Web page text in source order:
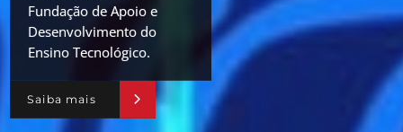
Fundação de Apoio e
Desenvolvimento do
Ensino Tecnológico.
Saiba mais